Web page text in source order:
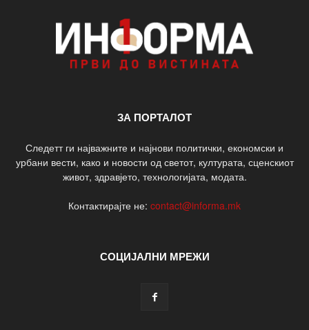
ЗА ПОРТАЛОТ
Следетт ги најважните и најнови политички, економски и
урбани вести, како и новости од светот, културата, сценскиот
живот, здравјето, технологијата, модата.
Контактирајте не: contact@informa.mk
СОЦИЈАЛНИ МРЕЖИ